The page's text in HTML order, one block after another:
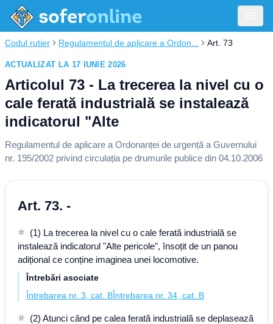
Codul rutier Regulamentul de aplicare a Ordon... Art. 73
ACTUALIZAT LA 17 IUNIE 2026
Articolul 73 - La trecerea la nivel cu o
cale ferată industrială se instalează
indicatorul "Alte
Regulamentul de aplicare a Ordonanței de urgență a Guvernului
nr. 195/2002 privind circulația pe drumurile publice din 04.10.2006
Art. 73. -
(1) La trecerea la nivel cu o cale ferată industrială se
instalează indicatorul "Alte pericole", însoțit de un panou
adițional ce conține imaginea unei locomotive.
Întrebări asociate
Întrebarea nr. 3, cat. BÎntrebarea nr. 34, cat. B
(2) Atunci când pe calea ferată industrială se deplasează